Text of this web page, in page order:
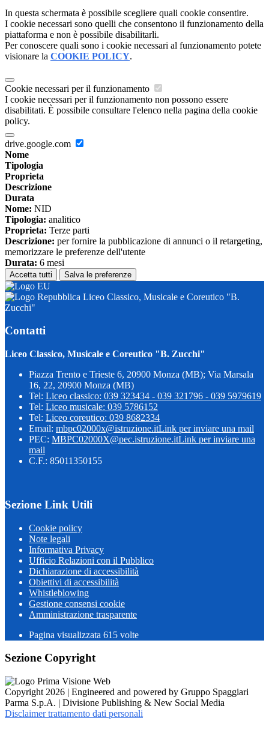
In questa schermata è possibile scegliere quali cookie consentire.
I cookie necessari sono quelli che consentono il funzionamento della
piattaforma e non è possibile disabilitarli.
Per conoscere quali sono i cookie necessari al funzionamento potete
visionare la COOKIE POLICY.
Cookie necessari per il funzionamento
I cookie necessari per il funzionamento non possono essere
disabilitati. È possibile consultare l'elenco nella pagina della cookie
policy.
drive.google.com
Nome
Tipologia
Proprieta
Descrizione
Durata
Nome: NID
Tipologia: analitico
Proprieta: Terze parti
Descrizione: per fornire la pubblicazione di annunci o il retargeting,
memorizzare le preferenze dell'utente
Durata: 6 mesi
Accetta tutti Salva le preferenze
Liceo Classico, Musicale e Coreutico "B.
Zucchi"
Contatti
Liceo Classico, Musicale e Coreutico "B. Zucchi"
Piazza Trento e Trieste 6, 20900 Monza (MB); Via Marsala
16, 22, 20900 Monza (MB)
Tel: Liceo classico: 039 323434 - 039 321796 - 039 5979619
Tel: Liceo musicale: 039 5786152
Tel: Liceo coreutico: 039 8682334
Email: mbpc02000x@istruzione.itLink per inviare una mail
PEC: MBPC02000X@pec.istruzione.itLink per inviare una
mail
C.F.: 85011350155
Sezione Link Utili
Cookie policy
Note legali
Informativa Privacy
Ufficio Relazioni con il Pubblico
Dichiarazione di accessibilità
Obiettivi di accessibilità
Whistleblowing
Gestione consensi cookie
Amministrazione trasparente
Pagina visualizzata 615 volte
Sezione Copyright
Copyright 2026 | Engineered and powered by Gruppo Spaggiari
Parma S.p.A. | Divisione Publishing & New Social Media
Disclaimer trattamento dati personali